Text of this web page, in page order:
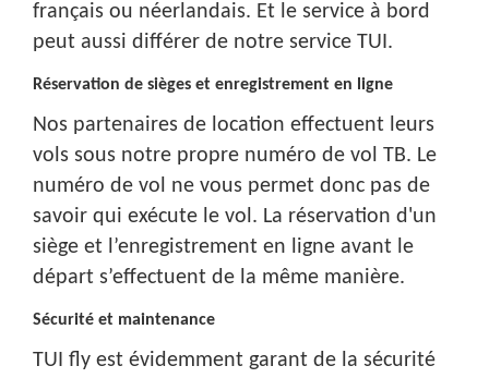
français ou néerlandais. Et le service à bord
peut aussi différer de notre service TUI.
Réservation de sièges et enregistrement en ligne
Nos partenaires de location effectuent leurs
vols sous notre propre numéro de vol TB. Le
numéro de vol ne vous permet donc pas de
savoir qui exécute le vol. La réservation d'un
siège et l’enregistrement en ligne avant le
départ s’effectuent de la même manière.
Sécurité et maintenance
TUI fly est évidemment garant de la sécurité